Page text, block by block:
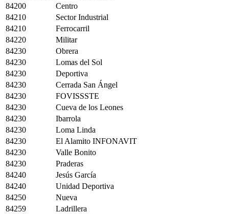
84200
Centro
84210
Sector Industrial
84210
Ferrocarril
84220
Militar
84230
Obrera
84230
Lomas del Sol
84230
Deportiva
84230
Cerrada San Ángel
84230
FOVISSSTE
84230
Cueva de los Leones
84230
Ibarrola
84230
Loma Linda
84230
El Alamito INFONAVIT
84230
Valle Bonito
84230
Praderas
84240
Jesús García
84240
Unidad Deportiva
84250
Nueva
84259
Ladrillera